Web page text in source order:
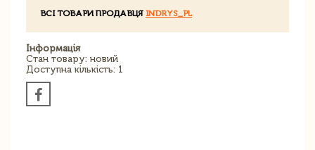
ВСІ ТОВАРИ ПРОДАВЦЯ INDRYS_PL
Інформація
Стан товару: новий
Доступна кількість: 1